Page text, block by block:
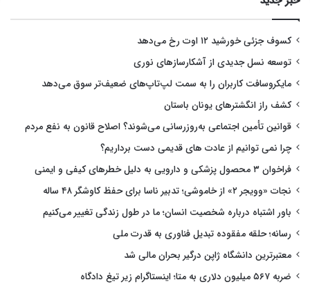
کسوف جزئی خورشید ۱۲ اوت رخ می‌دهد
توسعه نسل جدیدی از آشکارسازهای نوری
مایکروسافت کاربران را به سمت لپ‌تاپ‌های ضعیف‌تر سوق می‌دهد
کشف راز انگشترهای یونان باستان
قوانین تأمین اجتماعی به‌روزرسانی می‌شوند؟ اصلاح قانون به نفع مردم
چرا نمی توانیم از عادت های قدیمی دست برداریم؟
فراخوان ۳ محصول پزشکی و دارویی به دلیل خطرهای کیفی و ایمنی
نجات «وویجر ۲» از خاموشی؛ تدبیر ناسا برای حفظ کاوشگر ۴۸ ساله
باور اشتباه درباره شخصیت انسان؛ ما در طول زندگی تغییر می‌کنیم
رسانه؛ حلقه مفقوده تبدیل فناوری به قدرت ملی
معتبرترین دانشگاه ژاپن درگیر بحران مالی شد
ضربه ۵۶۷ میلیون دلاری به متا؛ اینستاگرام زیر تیغ دادگاه